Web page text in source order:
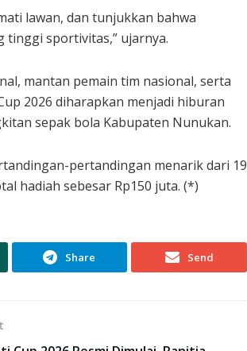
lawan, dan tunjukkan bahwa
tinggi sportivitas,” ujarnya.
mantan pemain tim nasional, serta
2026 diharapkan menjadi hiburan
sepak bola Kabupaten Nunukan.
pertandingan menarik dari 19
hadiah sebesar Rp150 juta. (*)
Share Send